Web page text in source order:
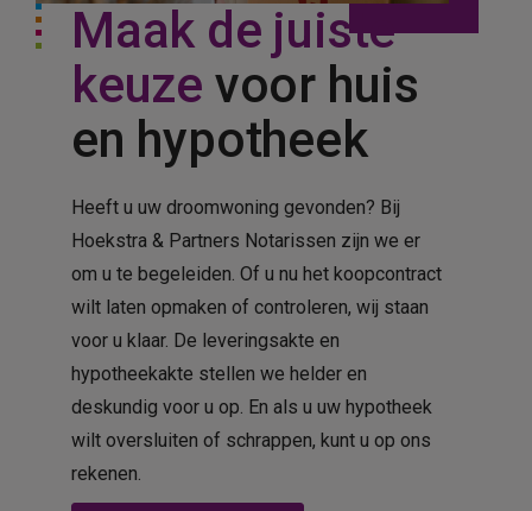
Maak de juiste
keuze voor huis
en hypotheek
Heeft u uw droomwoning gevonden? Bij
Hoekstra & Partners Notarissen zijn we er
om u te begeleiden. Of u nu het koopcontract
wilt laten opmaken of controleren, wij staan
voor u klaar. De leveringsakte en
hypotheekakte stellen we helder en
deskundig voor u op. En als u uw hypotheek
wilt oversluiten of schrappen, kunt u op ons
rekenen.